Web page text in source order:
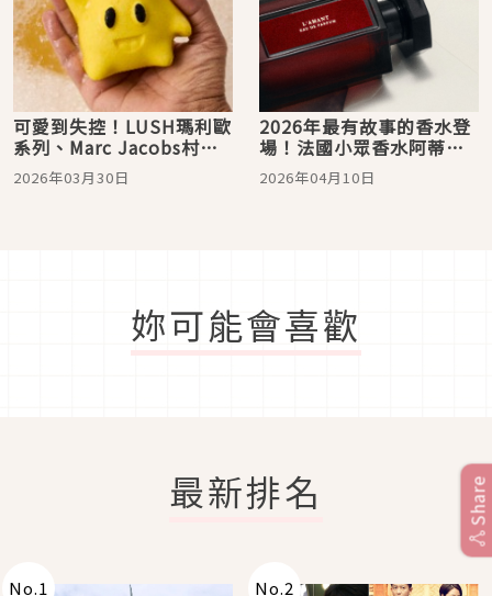
可愛到失控！LUSH瑪利歐
系列、Marc Jacobs村上
隆聯名一次看，從洗澡到
香水全收！
2026年03月30日
2026年最有故事的香水登
場！法國小眾香水阿蒂仙
L’Artisan Parfumeur
50週年力作！《墨夜私語
2026年04月10日
妳可能會喜歡
最新排名
No.1 No.2
Share